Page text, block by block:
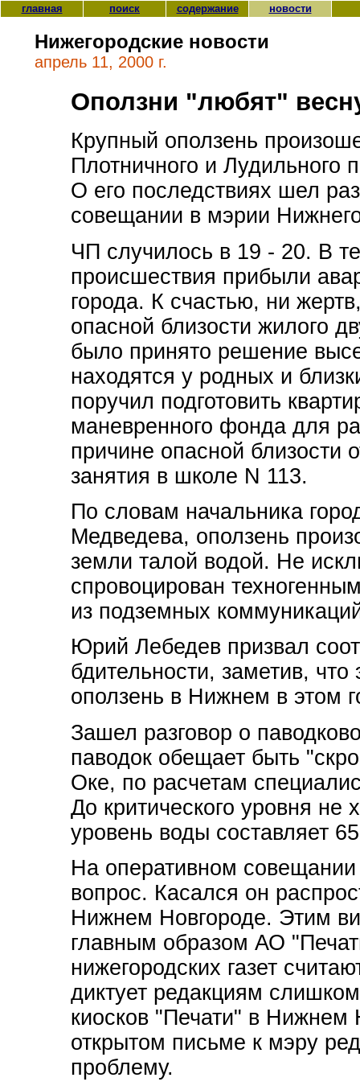
главная поиск содержание новости
Нижегородские новости
апрель 11, 2000 г.
Оползни "любят"
Крупный оползень
Плотничного и Лудильного
О его последствиях шел
совещании в мэрии
ЧП случилось в 19 - 20. В
происшествия прибыли
города. К счастью, ни
опасной близости жилого
было принято решение
находятся у родных и
поручил подготовить
маневренного фонда для
причине опасной близости
занятия в школе N 113.
По словам начальника
Медведева, оползень
земли талой водой. Не
спровоцирован
из подземных
Юрий Лебедев призвал
бдительности, заметив,
оползень в Нижнем в этом
Зашел разговор о
паводок обещает быть
Оке, по расчетам
До критического уровня не
уровень воды составляет
На оперативном
вопрос. Касался он
Нижнем Новгороде. Этим
главным образом АО
нижегородских газет
диктует редакциям
киосков "Печати" в Нижнем
открытом письме к мэру
проблему.